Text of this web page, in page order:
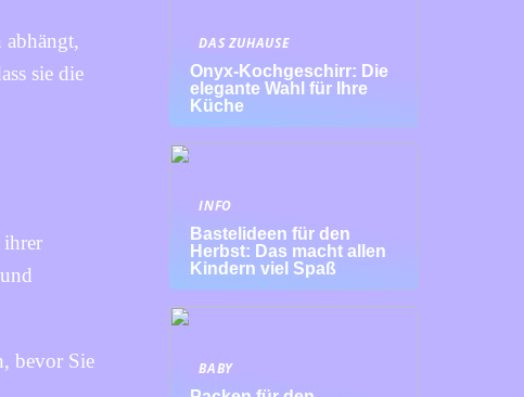
sie die
ihrer
bevor Sie
DAS ZUHAUSE
Onyx-Kochgeschirr: Die
elegante Wahl für Ihre
Küche
INFO
Bastelideen für den
Herbst: Das macht allen
Kindern viel Spaß
BABY